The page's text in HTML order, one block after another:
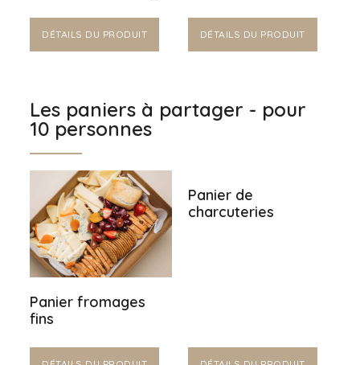
DÉTAILS DU PRODUIT DÉTAILS DU PRODUIT
Les paniers à partager - pour
10 personnes
Panier fromages
fins
Panier de
charcuteries